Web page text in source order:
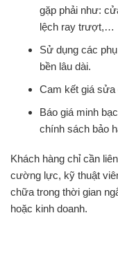
gặp phải như:
lệch ray trượt,…
Sử dụng các
bền lâu dài.
Cam kết giá
Báo giá minh
chính sách bảo
Khách hàng chỉ cần
cường lực, kỹ thuật
chữa trong thời gian
hoặc kinh doanh.